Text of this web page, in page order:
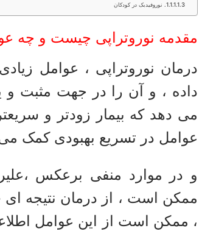
نوروفیدبک در کودکان
مقدمه نوروتراپی چیست و چه
درمان نوروتراپی ، عوامل
داده ، و آن را در جهت مثبت و
می دهد که بیمار زودتر و
عوامل در تسریع بهبودی کمک می
و در موارد منفی برعکس ،
ممکن است ، از درمان نتیجه ای
، ممکن است از این عوامل